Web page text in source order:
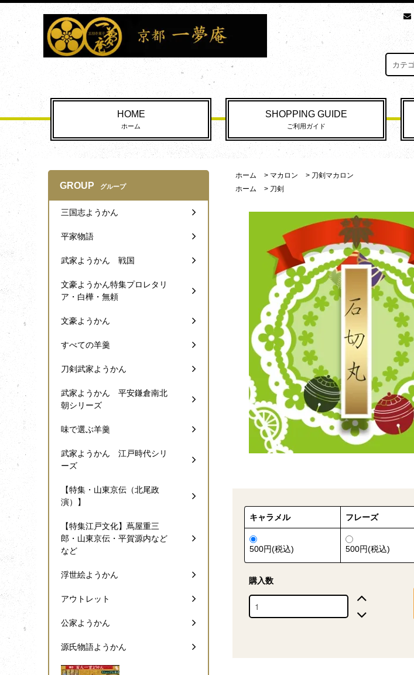
HOME
ホーム
SHOPPING GUIDE
ご利用ガイド
ホーム > マカロン > 刀剣マカロン
ホーム
> 刀剣
キャラメル フレーズ
500円(税込) 500円(税込)
購入数
GROUP グループ
三国志ようかん
平家物語
武家ようかん 戦国
文豪ようかん特集プロレタリ
ア・白樺・無頼
文豪ようかん
すべての羊羹
刀剣武家ようかん
武家ようかん 平安鎌倉南北
朝シリーズ
味で選ぶ羊羹
武家ようかん 江戸時代シリ
ーズ
【特集・山東京伝（北尾政
演）】
【特集江戸文化】蔦屋重三
郎・山東京伝・平賀源内など
など
浮世絵ようかん
アウトレット
公家ようかん
源氏物語ようかん